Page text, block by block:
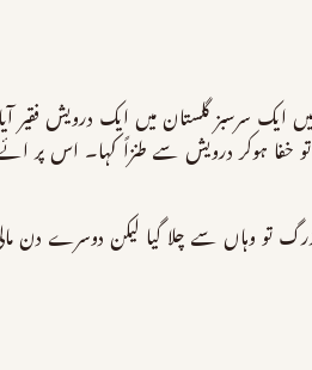
سرسبز گلستان میں ایک درویش فقیر آیا
ہوکر درویش سے طنزاً کہا۔ اس پر ائے
تو وہاں سے چلا گیا لیکن دوسرے دن